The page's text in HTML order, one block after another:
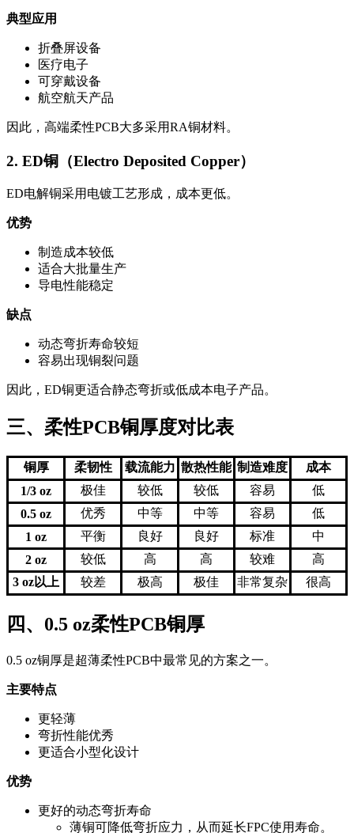
典型应用
折叠屏设备
医疗电子
可穿戴设备
航空航天产品
因此，高端柔性PCB大多采用RA铜材料。
2. ED铜（Electro Deposited Copper）
ED电解铜采用电镀工艺形成，成本更低。
优势
制造成本较低
适合大批量生产
导电性能稳定
缺点
动态弯折寿命较短
容易出现铜裂问题
因此，ED铜更适合静态弯折或低成本电子产品。
三、柔性PCB铜厚度对比表
铜厚 柔韧性 载流能力 散热性能 制造难度
成本
1/3 oz
极佳 较低 较低 容易
低
0.5 oz
优秀 中等 中等 容易
低
1 oz
平衡 良好 良好 标准
中
2 oz
较低 高 高 较难
高
3 oz以上
较差 极高 极佳 非常复杂 很高
四、0.5 oz柔性PCB铜厚
0.5 oz铜厚是超薄柔性PCB中最常见的方案之一。
主要特点
更轻薄
弯折性能优秀
更适合小型化设计
优势
更好的动态弯折寿命
薄铜可降低弯折应力，从而延长FPC使用寿命。